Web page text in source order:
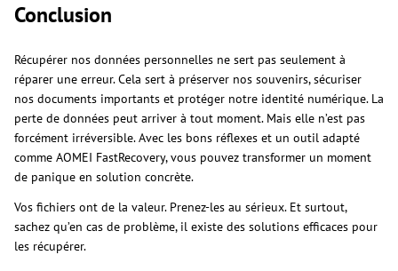
Conclusion
Récupérer nos données personnelles ne sert pas seulement à
réparer une erreur. Cela sert à préserver nos souvenirs, sécuriser
nos documents importants et protéger notre identité numérique. La
perte de données peut arriver à tout moment. Mais elle n’est pas
forcément irréversible. Avec les bons réflexes et un outil adapté
comme AOMEI FastRecovery, vous pouvez transformer un moment
de panique en solution concrète.
Vos fichiers ont de la valeur. Prenez-les au sérieux. Et surtout,
sachez qu’en cas de problème, il existe des solutions efficaces pour
les récupérer.